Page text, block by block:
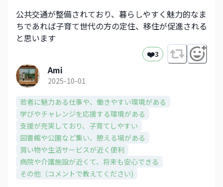
公共交通が整備されており、暮らしやすく魅力的なま
ちであれば子育て世代の方の定住、移住が促進される
と思います
❤️3
Ami
2025-10-01
若者に魅力ある仕事や、働きやすい環境がある
学びやチャレンジを応援する環境がある
支援が充実しており、子育てしやすい
図書館や公園など集い、憩える場がある
買い物や生活サービスが近く便利
病院や介護施設が近くて、将来も安心できる
その他（コメントで教えてください)